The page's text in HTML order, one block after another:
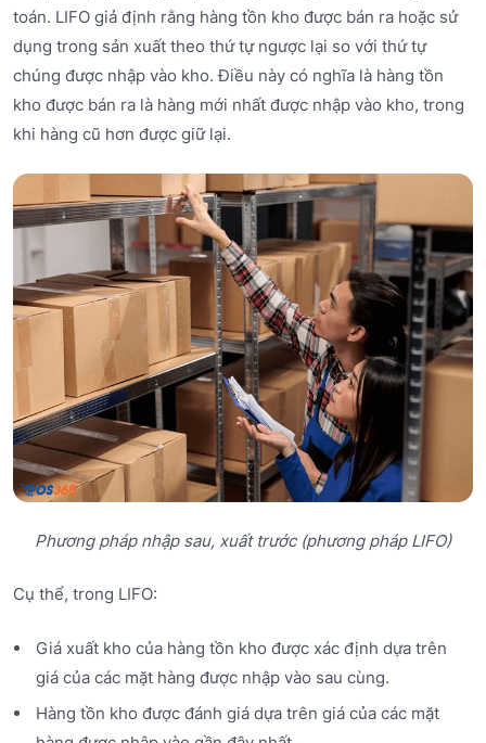
toán. LIFO giả định rằng hàng tồn kho được bán ra hoặc sử
dụng trong sản xuất theo thứ tự ngược lại so với thứ tự
chúng được nhập vào kho. Điều này có nghĩa là hàng tồn
kho được bán ra là hàng mới nhất được nhập vào kho, trong
khi hàng cũ hơn được giữ lại.
Phương pháp nhập sau, xuất trước (phương pháp LIFO)
Cụ thể, trong LIFO:
Giá xuất kho của hàng tồn kho được xác định dựa trên
giá của các mặt hàng được nhập vào sau cùng.
Hàng tồn kho được đánh giá dựa trên giá của các mặt